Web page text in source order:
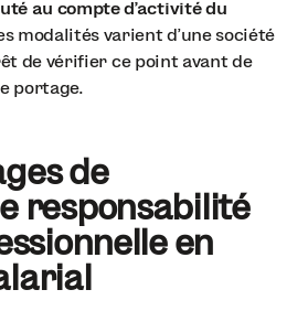
au compte d’activité du
modalités varient d’une société
de vérifier ce point avant de
portage.
de
responsabilité
en